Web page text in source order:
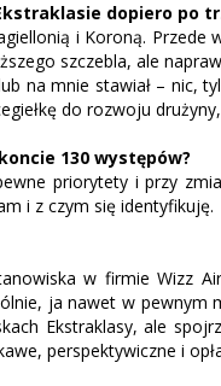
dopiero po
i Koroną. Przede
szczebla, ale
na mnie stawiał – nic,
do rozwoju
130 występów?
priorytety i przy
i z czym się identyfikuję.
w firmie Wizz
ja nawet w pewnym
Ekstraklasy, ale
perspektywiczne i